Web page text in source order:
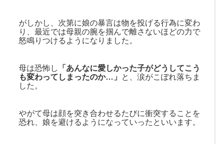
がしかし、次第に娘の暴言は物を投げる行為に変わ
り、最近では母親の腕を掴んで離さないほどの力で
怒鳴りつけるようになりました。
母は恐怖し
「あんなに愛しかった子がどうしてこう
も変わってしまったのか…」 と、涙がこぼれ落ちま
した。
やがて母は顔を突き合わせるたびに衝突することを
恐れ、娘を避けるようになっていったといいます。